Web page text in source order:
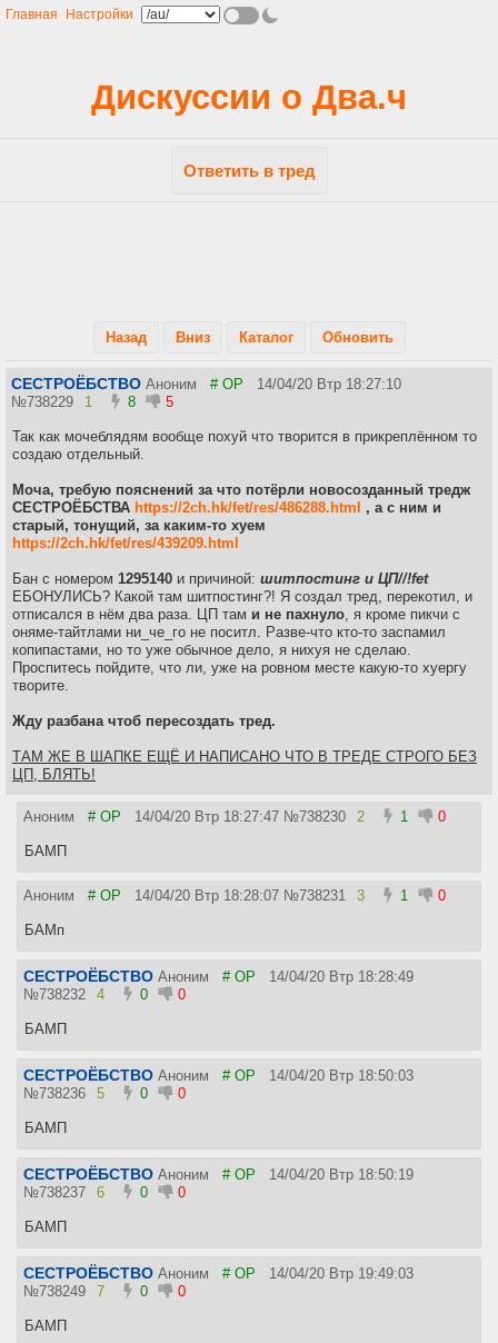
Главная Настройки
Дискуссии о Два.ч
Ответить в тред
Назад Вниз Каталог Обновить
СЕСТРОЁБСТВО Аноним # OP
14/04/20 Втр 18:27:10
№738229 1 8 5
Так как мочеблядям вообще похуй что творится в прикреплённом то
создаю отдельный.
Моча, требую пояснений за что потёрли новосозданный тредж
СЕСТРОЁБСТВА https://2ch.hk/fet/res/486288.html
, а с ним и
старый, тонущий, за каким-то хуем
https://2ch.hk/fet/res/439209.html
Бан с номером 1295140 и причиной: шитпостинг и ЦП//!fet
ЕБОНУЛИСЬ? Какой там шитпостинг?! Я создал тред, перекотил, и
отписался в нём два раза. ЦП там и не пахнуло, я кроме пикчи с
оняме-тайтлами ни_че_го не поситл. Разве-что кто-то заспамил
копипастами, но то уже обычное дело, я нихуя не сделаю.
Проспитесь пойдите, что ли, уже на ровном месте какую-то хуергу
творите.
Жду разбана чтоб пересоздать тред.
ТАМ ЖЕ В ШАПКЕ ЕЩЁ И НАПИСАНО ЧТО В ТРЕДЕ СТРОГО БЕЗ
ЦП, БЛЯТЬ!
Аноним # OP 14/04/20 Втр 18:27:47 №738230 2 1 0
БАМП
Аноним # OP 14/04/20 Втр 18:28:07 №738231 3 1 0
БАМп
СЕСТРОЁБСТВО Аноним # OP
14/04/20 Втр 18:28:49
№738232 4 0 0
БАМП
СЕСТРОЁБСТВО Аноним # OP
14/04/20 Втр 18:50:03
№738236 5 0 0
БАМП
СЕСТРОЁБСТВО Аноним # OP
14/04/20 Втр 18:50:19
№738237 6 0 0
БАМП
СЕСТРОЁБСТВО Аноним # OP
14/04/20 Втр 19:49:03
№738249 7 0 0
БАМП